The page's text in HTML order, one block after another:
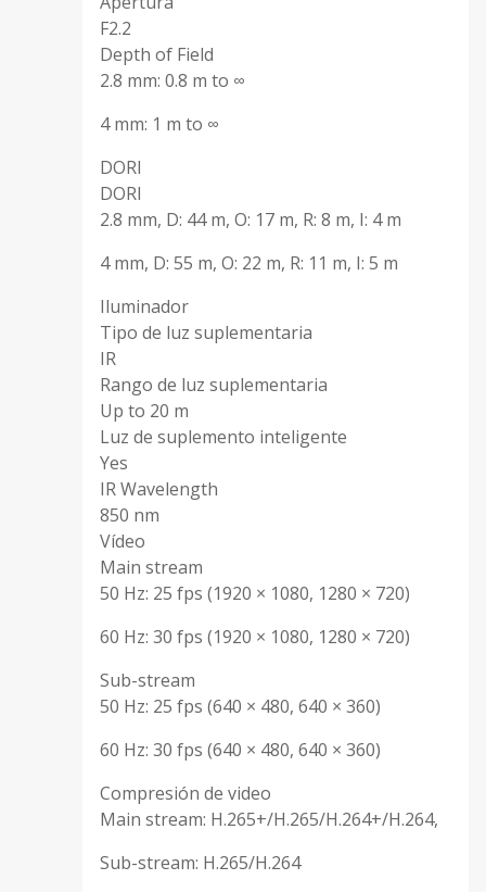
F2.2
Depth of Field
2.8 mm: 0.8 m to ∞
4 mm: 1 m to ∞
DORI
DORI
2.8 mm, D: 44 m, O: 17 m, R: 8 m, I: 4 m
4 mm, D: 55 m, O: 22 m, R: 11 m, I: 5 m
Iluminador
Tipo de luz suplementaria
IR
Rango de luz suplementaria
Up to 20 m
Luz de suplemento inteligente
Yes
IR Wavelength
850 nm
Vídeo
Main stream
50 Hz: 25 fps (1920 × 1080, 1280 × 720)
60 Hz: 30 fps (1920 × 1080, 1280 × 720)
Sub-stream
50 Hz: 25 fps (640 × 480, 640 × 360)
60 Hz: 30 fps (640 × 480, 640 × 360)
Compresión de video
Main stream: H.265+/H.265/H.264+/H.264,
Sub-stream: H.265/H.264